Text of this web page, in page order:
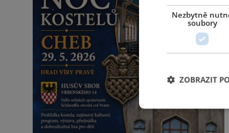
Nezbytně
soubory
ZOBRAZIT